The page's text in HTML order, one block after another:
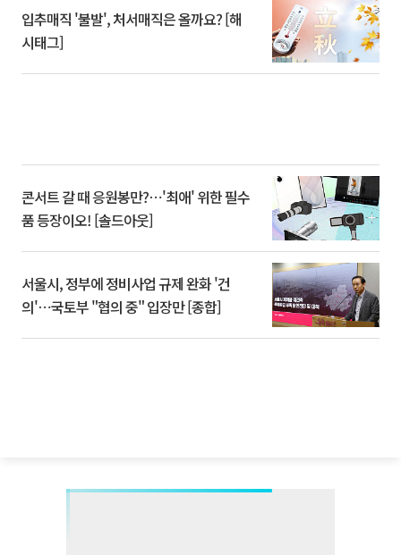
입추매직 '불발', 처서매직은 올까요? [해
시태그]
콘서트 갈 때 응원봉만?⋯'최애' 위한 필수
품 등장이오! [솔드아웃]
서울시, 정부에 정비사업 규제 완화 '건
의'⋯국토부 "협의 중" 입장만 [종합]